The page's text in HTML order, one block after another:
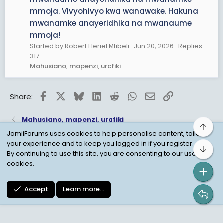
Nimekoma kumkaribisha Singo Mama kwangu, nitakua
nakutana nao Gest tu.
mmoja. Vivyohivyo kwa wanawake. Hakuna
mwanamke anayeridhika na mwanaume
mmoja!
Started by Robert Heriel Mtibeli Jun 20, 2026 Replies:
317
Mahusiano, mapenzi, urafiki
Share: FacebookBlueskyLinkedInRedditWhatsApp
EmailLink
Mahusiano, mapenzi, urafiki
Child Protection Policy
Personal Data Protection
JamiiForums uses cookies to help personalise content, tailor
your experience and to keep you logged in if you register.
By continuing to use this site, you are consenting to our use of
cookies.
Accept Learn more…
Top